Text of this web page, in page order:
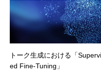
トーク生成における「
ed Fine-Tuning」